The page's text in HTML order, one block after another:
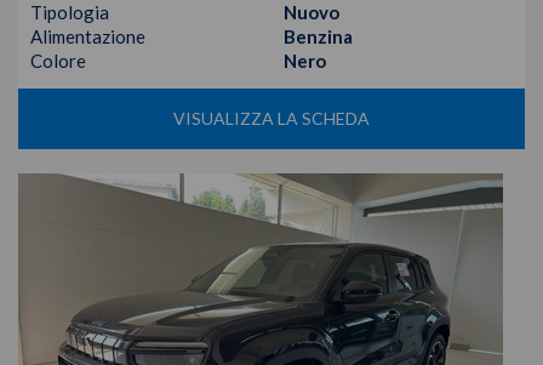
Tipologia
Nuovo
Alimentazione
Benzina
Colore
Nero
VISUALIZZA LA SCHEDA